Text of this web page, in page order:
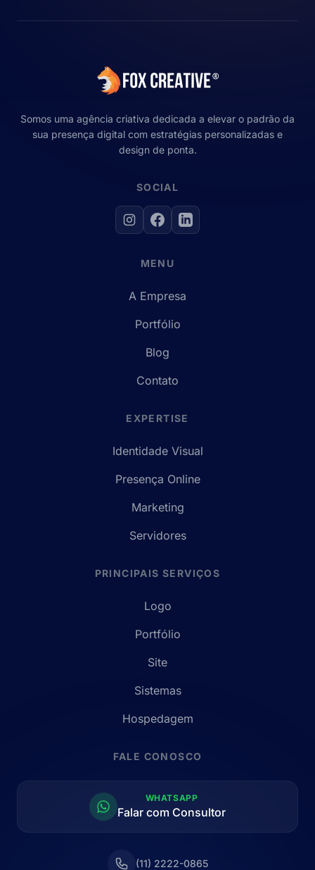
Somos uma agência criativa dedicada a elevar o padrão da
sua presença digital com estratégias personalizadas e
design de ponta.
SOCIAL
MENU
A Empresa
Portfólio
Blog
Contato
EXPERTISE
Identidade Visual
Presença Online
Marketing
Servidores
PRINCIPAIS SERVIÇOS
Logo
Portfólio
Site
Sistemas
Hospedagem
FALE CONOSCO
WHATSAPP
Falar com Consultor
(11) 2222-0865